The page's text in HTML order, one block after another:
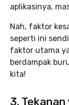
aplikasinya,
Nah, faktor
seperti ini
faktor utama
berdampak
kita!
3.